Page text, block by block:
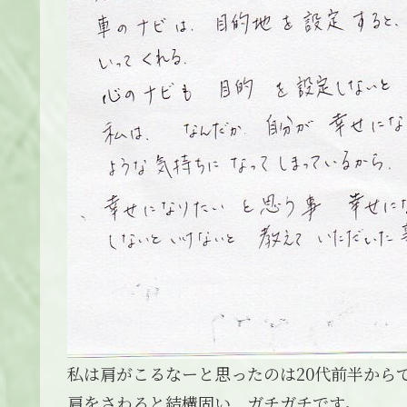
私は肩がこるなーと思ったのは20代前半から